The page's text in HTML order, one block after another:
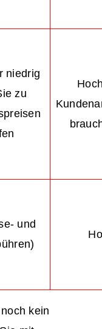
niedrig
zu
und
kein